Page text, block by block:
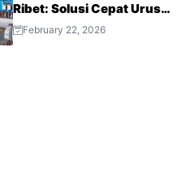
Ribet: Solusi Cepat Urus
Sertifikat Laik Operasi
February 22, 2026